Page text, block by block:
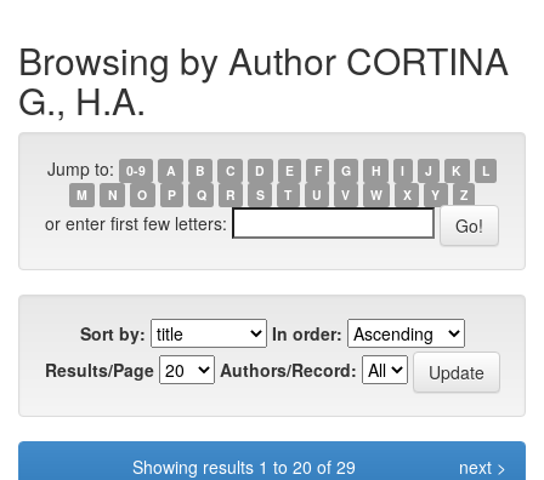
Browsing by Author CORTINA
G., H.A.
Jump to: 0-9 A B C D E F G H I J K
L
M
N O P Q R S T U V W X Y Z
or enter first few letters:
Sort by:
In order:
Results/Page
Authors/Record:
Showing results 1 to 20 of 29
next >